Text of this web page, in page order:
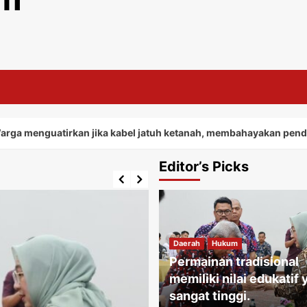
jika kabel jatuh ketanah, membahayakan penduduk
Editor’s Picks
Daerah Hukum
Permainan tradisional
memiliki nilai edukatif
sangat tinggi.